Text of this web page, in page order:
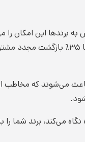
این امکان را
می‌توانند تا ۳۵٪ بازگشت
می‌شوند که مخاطب
می‌کند، برند شما را